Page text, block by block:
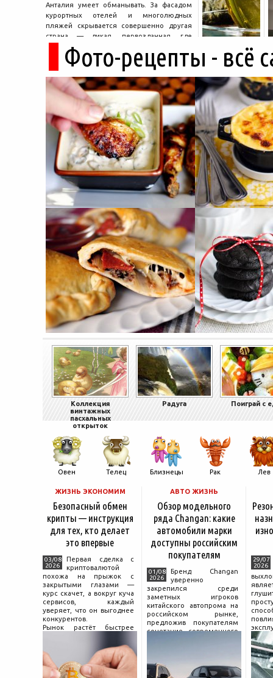
Анталия умеет обманывать. За фасадом
курортных отелей и многолюдных
пляжей скрывается совершенно другая
страна — дикая, первозданная, где
древние руины дремлют в тени кедров, а
горные дороги ведут к местам, о которых
не расскажет ни один автобусный гид....
Фото-рецепты - всё
Коллекция
винтажных
пасхальных
открыток
Радуга Поиграй с
Овен Телец Близнецы Рак Лев
ЖИЗНЬ ЭКОНОМИМ
Безопасный обмен
крипты — инструкция
для тех, кто делает
это впервые
03/08
2026
Первая сделка с
криптовалютой
похожа на прыжок с
закрытыми глазами —
курс скачет, а вокруг куча
сервисов, каждый
уверяет, что он выгоднее
конкурентов.
Рынок растёт быстрее
поведения на нём.
Петербургские
криптообменники,
московские
АВТО ЖИЗНЬ
Обзор модельного
ряда Changan: какие
автомобили марки
доступны российским
покупателям
01/08
2026
Бренд Changan
уверенно
закрепился среди
заметных игроков
китайского автопрома на
российском рынке,
предложив покупателям
сочетание современного
насчитывает несколько
десятилетий
29/07
2026
и